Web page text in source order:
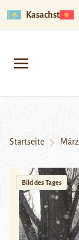
Kasachstan
Startseite
Bild des Tages